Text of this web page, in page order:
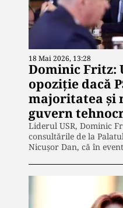
18 Mai 2026, 13:28
Dominic Fritz:
opoziție dacă
majoritatea și
guvern
Liderul USR, Dominic
consultările de la
Nicușor Dan, că în